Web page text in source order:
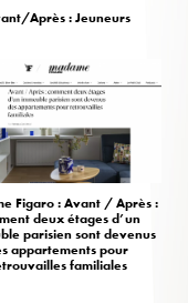
Après : Jeuneurs
Figaro : Avant / Après :
deux étages d’un
parisien sont devenus
appartements pour
familiales